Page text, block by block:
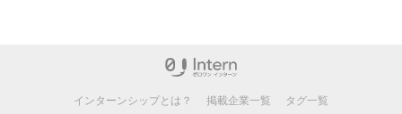
インターンシップとは？ 掲載企業一覧
タグ一覧